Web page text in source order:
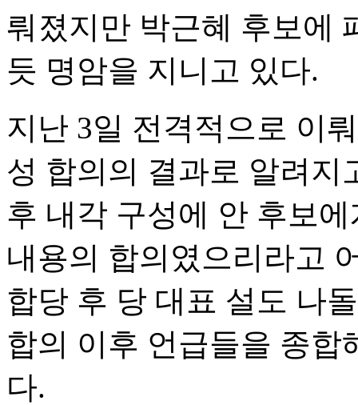
뤄졌지만 박근혜 후보에
듯 명암을 지니고 있다.
지난 3일 전격적으로 이
성 합의의 결과로 알려지
후 내각 구성에 안 후보
내용의 합의였으리라고
합당 후 당 대표 설도 나
합의 이후 언급들을 종
다.